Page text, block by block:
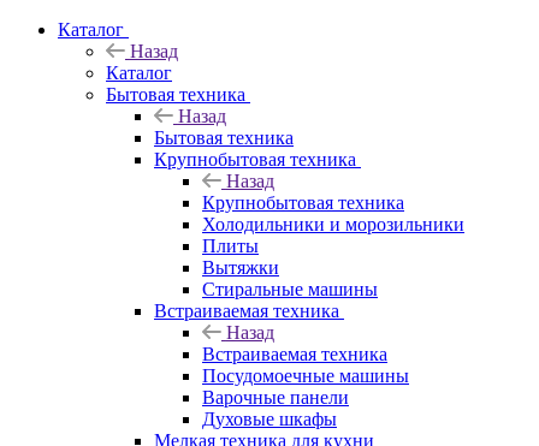
Каталог
Назад
Каталог
Бытовая техника
Назад
Бытовая техника
Крупнобытовая техника
Назад
Крупнобытовая техника
Холодильники и морозильники
Плиты
Вытяжки
Стиральные машины
Встраиваемая техника
Назад
Встраиваемая техника
Посудомоечные машины
Варочные панели
Духовые шкафы
Мелкая техника для кухни